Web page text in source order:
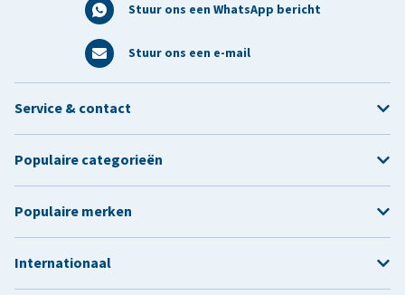
Stuur ons een WhatsApp bericht
Stuur ons een e-mail
Service & contact
Populaire categorieën
Populaire merken
Internationaal